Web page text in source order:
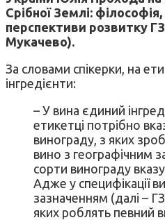
Срібної Землі:
перспективи розвитку
Мукачево).
За словами спікерки, на
інгредієнти:
– У вина єдиний
етикетці потрібно
винограду, з яких
вино з географічним
сорти винограду
Адже у специфікації
зазначенням (далі –
яких роблять певний